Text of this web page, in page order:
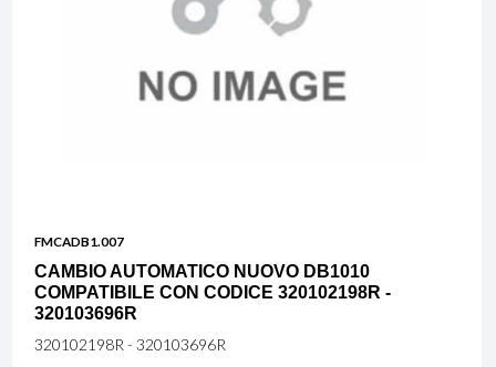
FMCADB1.007
CAMBIO AUTOMATICO NUOVO DB1010
COMPATIBILE CON CODICE 320102198R -
320103696R
320102198R - 320103696R